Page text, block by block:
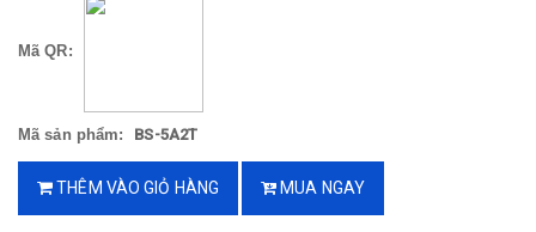
Mã QR:
Mã sản phẩm: BS-5A2T
THÊM VÀO GIỎ HÀNG MUA NGAY